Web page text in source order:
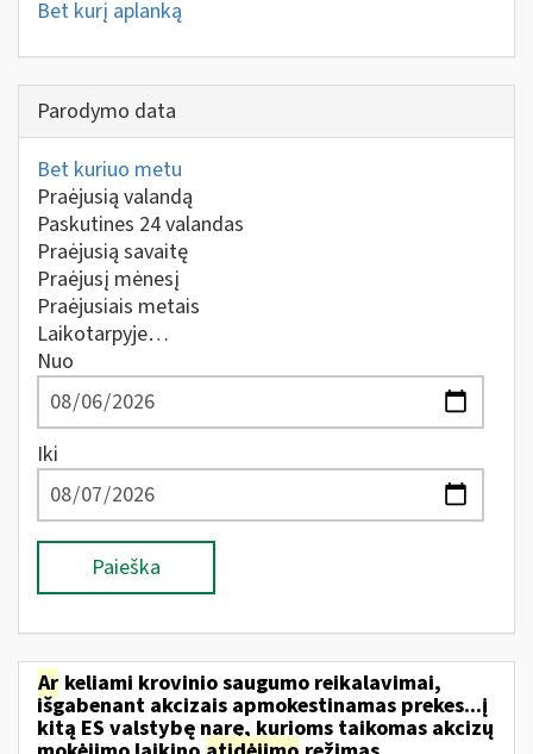
Bet kurį aplanką
Parodymo data
Bet kuriuo metu
Praėjusią valandą
Paskutines 24 valandas
Praėjusią savaitę
Praėjusį mėnesį
Praėjusiais metais
Laikotarpyje…
Nuo
Iki
Paieška
Ar keliami krovinio saugumo reikalavimai,
išgabenant akcizais apmokestinamas prekes...į
kitą ES valstybę narę, kurioms taikomas akcizų